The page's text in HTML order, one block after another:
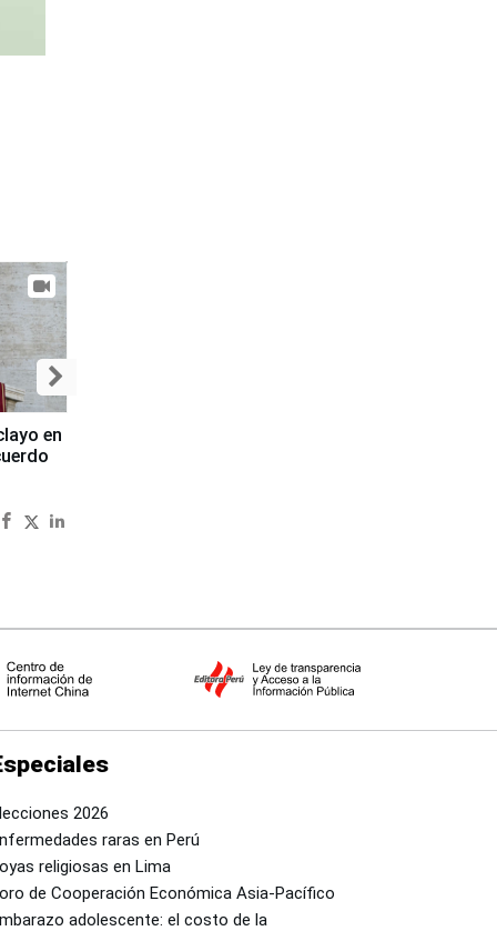
en
2026
raras en Perú
religiosas en Lima
de Cooperación Económica Asia-Pacífico
adolescente: el costo de la